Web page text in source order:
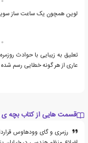
لوین همچون یک ساعت ساز
تعلیق به زیبایی با حوادث
عاری از هر گونه خطایی رسم
قسمت هایی از کتاب بچه ی
رزمری و گای وودهاوس